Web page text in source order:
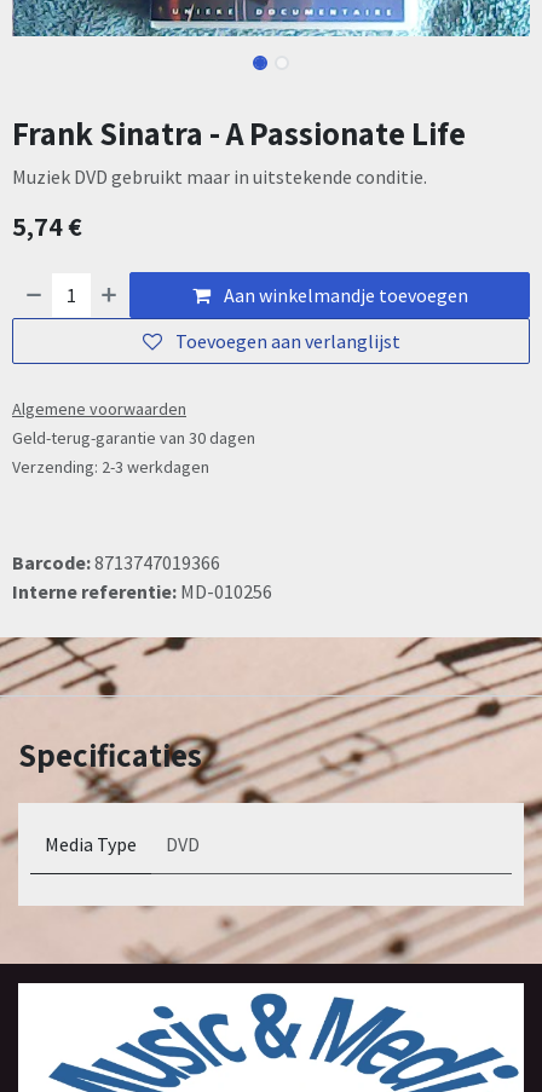
Frank Sinatra - A Passionate Life
Muziek DVD gebruikt maar in uitstekende conditie.
5,74€
Aan winkelmandje toevoegen
Toevoegen aan verlanglijst
Algemene voorwaarden
Geld-terug-garantie van 30 dagen
Verzending: 2-3 werkdagen
Barcode:8713747019366
Interne referentie: MD-010256
Specificaties
Media Type DVD